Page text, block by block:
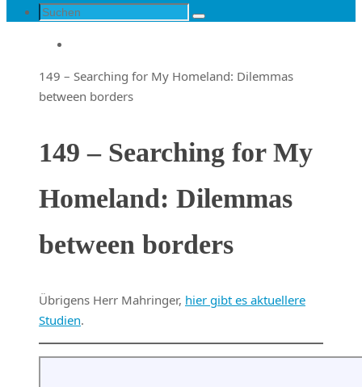
Suche
Suchen
Startseite
149 – Searching for My Homeland: Dilemmas
between borders
149 – Searching for My
Homeland: Dilemmas
between borders
Übrigens Herr Mahringer, hier gibt es aktuellere
Studien.